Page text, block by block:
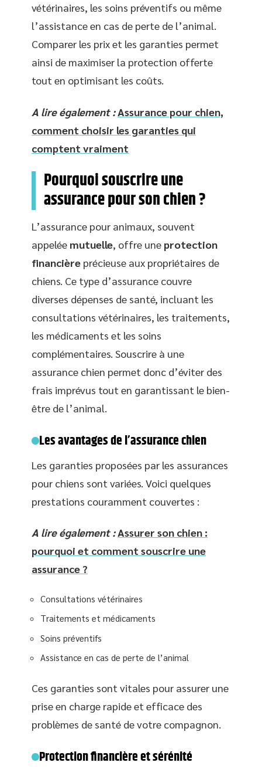
vétérinaires, les soins préventifs ou même
l’assistance en cas de perte de l’animal.
Comparer les prix et les garanties permet
ainsi de maximiser la protection offerte
tout en optimisant les coûts.
A lire également : Assurance pour chien,
comment choisir les garanties qui
comptent vraiment
Pourquoi souscrire une
assurance pour son chien ?
L’assurance pour animaux, souvent
appelée mutuelle, offre une protection
financière précieuse aux propriétaires de
chiens. Ce type d’assurance couvre
diverses dépenses de santé, incluant les
consultations vétérinaires, les traitements,
les médicaments et les soins
complémentaires. Souscrire à une
assurance chien permet donc d’éviter des
frais imprévus tout en garantissant le bien-
être de l’animal.
Les avantages de l’assurance chien
Les garanties proposées par les assurances
pour chiens sont variées. Voici quelques
prestations couramment couvertes :
A lire également :Assurer son chien :
pourquoi et comment souscrire une
assurance ?
Consultations vétérinaires
Traitements et médicaments
Soins préventifs
Assistance en cas de perte de l’animal
Ces garanties sont vitales pour assurer une
prise en charge rapide et efficace des
problèmes de santé de votre compagnon.
Protection financière et sérénité